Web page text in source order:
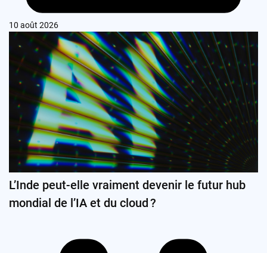
10 août 2026
L’Inde peut-elle vraiment devenir le futur hub
mondial de l’IA et du cloud ?